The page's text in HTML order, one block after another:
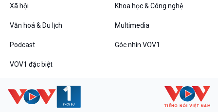
Đối thoại
Chuyện đêm
VOV1 đặc biệt
Xã hội Khoa học & Công nghệ
Văn hoá & Du lịch Multimedia
Podcast Góc nhìn VOV1
VOV1 đặc biệt